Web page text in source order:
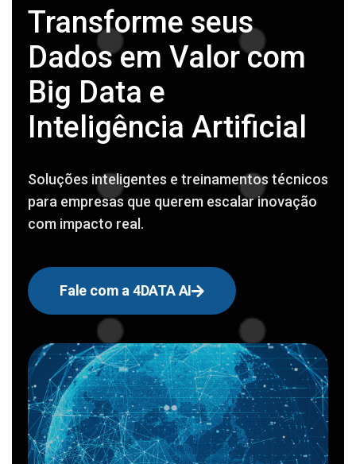
Transforme seus
Dados em Valor com
Big Data e
Inteligência Artificial
Soluções inteligentes e treinamentos técnicos
para empresas que querem escalar inovação
com impacto real.
Fale com a 4DATA AI